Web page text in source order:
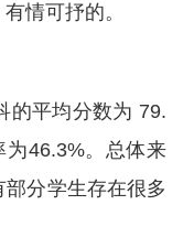
情可抒的。
的平均分数为 79.
46.3%。总体来
分学生存在很多